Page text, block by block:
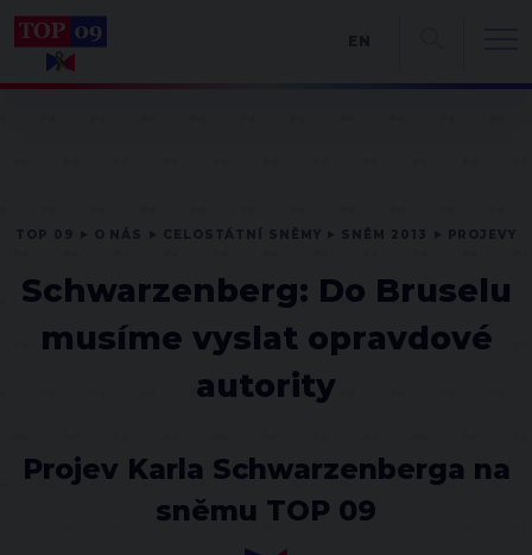
Schwarzenberg: Do Bruselu
musíme vyslat opravdové
autority
Projev Karla Schwarzenberga na
sněmu TOP 09